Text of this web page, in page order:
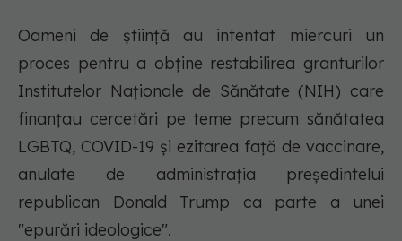
Oameni de știință au intentat miercuri un
proces pentru a obține restabilirea granturilor
Institutelor Naționale de Sănătate (NIH) care
finanțau cercetări pe teme precum sănătatea
LGBTQ, COVID-19 și ezitarea față de vaccinare,
anulate de administrația președintelui
republican Donald Trump ca parte a unei
"epurări ideologice".